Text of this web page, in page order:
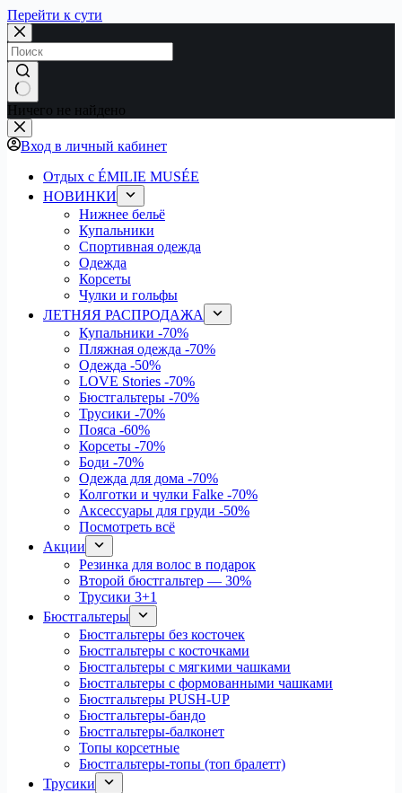
Перейти к сути
Ничего не найдено
Вход в личный кабинет
Отдых с ÉMILIE MUSÉE
НОВИНКИ
Нижнее бельё
Купальники
Спортивная одежда
Одежда
Корсеты
Чулки и гольфы
ЛЕТНЯЯ РАСПРОДАЖА
Купальники -70%
Пляжная одежда -70%
Одежда -50%
LOVE Stories -70%
Бюстгальтеры -70%
Трусики -70%
Пояса -60%
Корсеты -70%
Боди -70%
Одежда для дома -70%
Колготки и чулки Falke -70%
Аксессуары для груди -50%
Посмотреть всё
Акции
Резинка для волос в подарок
Второй бюстгальтер — 30%
Трусики 3+1
Бюстгальтеры
Бюстгальтеры без косточек
Бюстгальтеры с косточками
Бюстгальтеры с мягкими чашками
Бюстгальтеры с формованными чашками
Бюстгальтеры PUSH-UP
Бюстгальтеры-бандо
Бюстгальтеры-балконет
Топы корсетные
Бюстгальтеры-топы (топ бралетт)
Трусики